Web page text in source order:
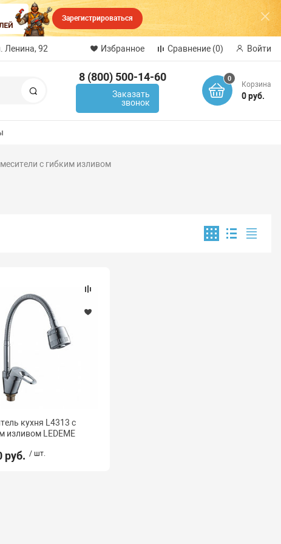
Зарегистрироваться
Ленина, 92 Избранное Сравнение (0) Войти
8 (800) 500-14-60
Заказать
звонок
0
Корзина
0 руб.
с гибким изливом
кухня L4313 с
изливом LEDEME
руб. / шт.